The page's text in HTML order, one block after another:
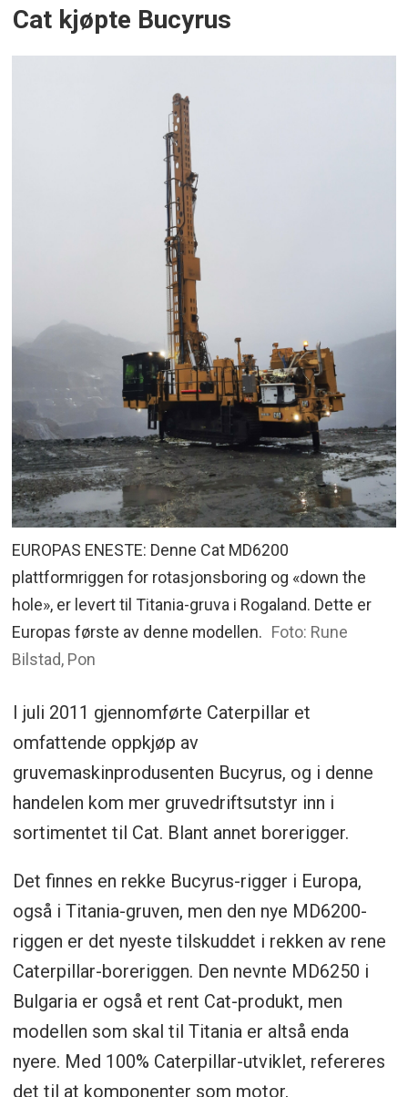
Cat kjøpte Bucyrus
EUROPAS ENESTE: Denne Cat MD6200
plattformriggen for rotasjonsboring og «down the
hole», er levert til Titania-gruva i Rogaland. Dette er
Europas første av denne modellen. Foto: Rune
Bilstad, Pon
I juli 2011 gjennomførte Caterpillar et
omfattende oppkjøp av
gruvemaskinprodusenten Bucyrus, og i denne
handelen kom mer gruvedriftsutstyr inn i
sortimentet til Cat. Blant annet borerigger.
Det finnes en rekke Bucyrus-rigger i Europa,
også i Titania-gruven, men den nye MD6200-
riggen er det nyeste tilskuddet i rekken av rene
Caterpillar-boreriggen. Den nevnte MD6250 i
Bulgaria er også et rent Cat-produkt, men
modellen som skal til Titania er altså enda
nyere. Med 100% Caterpillar-utviklet, refereres
det til at komponenter som motor,